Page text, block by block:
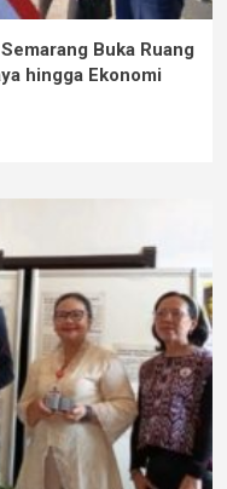
Buka Ruang
hingga Ekonomi